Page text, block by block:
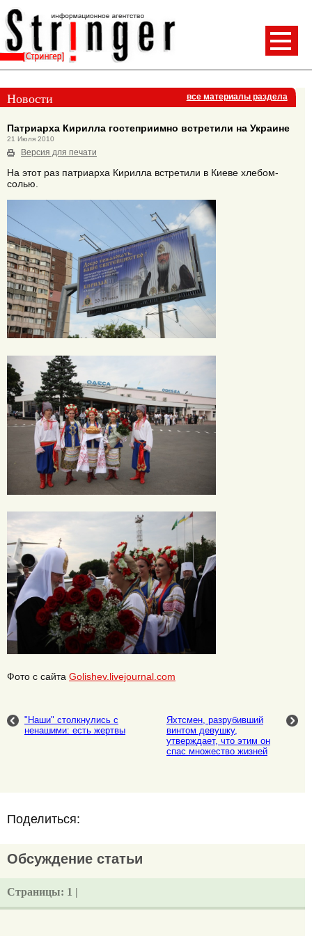
Новости все материалы раздела
Патриарха Кирилла гостеприимно встретили на Украине
21 Июля 2010
Версия для печати
На этот раз патриарха Кирилла встретили в Киеве хлебом-
солью.
Фото с сайта Golishev.livejournal.com
"Наши" столкнулись с
ненашими: есть жертвы
Яхтсмен, разрубивший
винтом девушку,
утверждает, что этим он
спас множество жизней
Поделиться:
Обсуждение статьи
Страницы: 1 |